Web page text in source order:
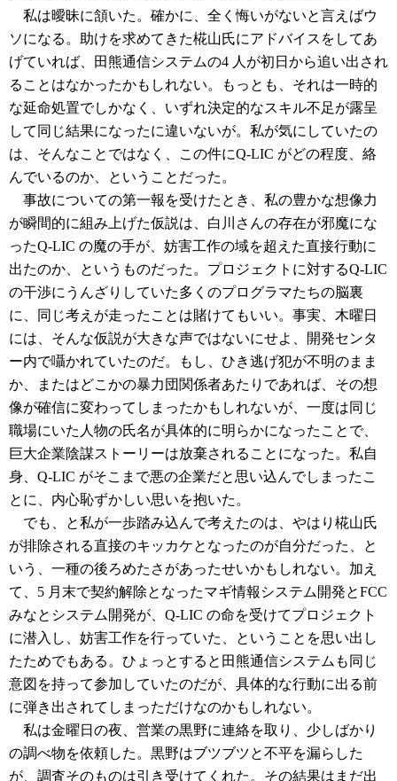
私は曖昧に頷いた。確かに、全く悔いがないと言えばウ
ソになる。助けを求めてきた椛山氏にアドバイスをしてあ
げていれば、田熊通信システムの4 人が初日から追い出され
ることはなかったかもしれない。もっとも、それは一時的
な延命処置でしかなく、いずれ決定的なスキル不足が露呈
して同じ結果になったに違いないが。私が気にしていたの
は、そんなことではなく、この件にQ-LIC がどの程度、絡
んでいるのか、ということだった。
事故についての第一報を受けたとき、私の豊かな想像力
が瞬間的に組み上げた仮説は、白川さんの存在が邪魔にな
ったQ-LIC の魔の手が、妨害工作の域を超えた直接行動に
出たのか、というものだった。プロジェクトに対するQ-LIC
の干渉にうんざりしていた多くのプログラマたちの脳裏
に、同じ考えが走ったことは賭けてもいい。事実、木曜日
には、そんな仮説が大きな声ではないにせよ、開発センタ
ー内で囁かれていたのだ。もし、ひき逃げ犯が不明のまま
か、またはどこかの暴力団関係者あたりであれば、その想
像が確信に変わってしまったかもしれないが、一度は同じ
職場にいた人物の氏名が具体的に明らかになったことで、
巨大企業陰謀ストーリーは放棄されることになった。私自
身、Q-LIC がそこまで悪の企業だと思い込んでしまったこ
とに、内心恥ずかしい思いを抱いた。
でも、と私が一歩踏み込んで考えたのは、やはり椛山氏
が排除される直接のキッカケとなったのが自分だった、と
いう、一種の後ろめたさがあったせいかもしれない。加え
て、5 月末で契約解除となったマギ情報システム開発とFCC
みなとシステム開発が、Q-LIC の命を受けてプロジェクト
に潜入し、妨害工作を行っていた、ということを思い出し
たためでもある。ひょっとすると田熊通信システムも同じ
意図を持って参加していたのだが、具体的な行動に出る前
に弾き出されてしまっただけなのかもしれない。
私は金曜日の夜、営業の黒野に連絡を取り、少しばかり
の調べ物を依頼した。黒野はブツブツと不平を漏らした
が、調査そのものは引き受けてくれた。その結果はまだ出